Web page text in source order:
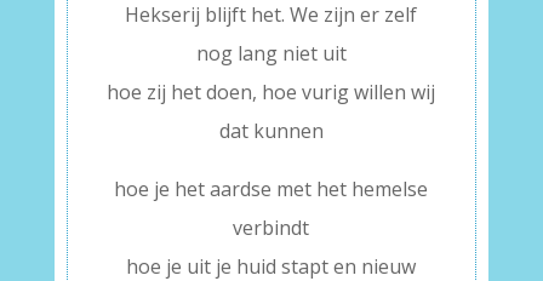
Hekserij blijft het. We zijn er zelf
nog lang niet uit
hoe zij het doen, hoe vurig willen wij
dat kunnen
hoe je het aardse met het hemelse
verbindt
hoe je uit je huid stapt en nieuw